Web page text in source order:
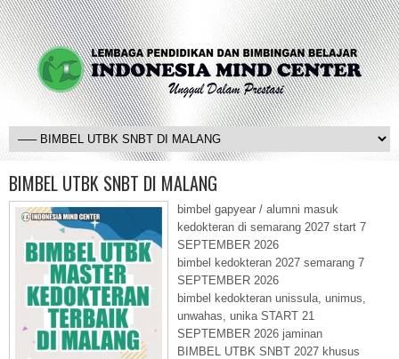
BIMBEL UTBK SNBT DI MALANG
bimbel gapyear / alumni masuk
kedokteran di semarang 2027 start 7
SEPTEMBER 2026
bimbel kedokteran 2027 semarang 7
SEPTEMBER 2026
bimbel kedokteran unissula, unimus,
unwahas, unika START 21
SEPTEMBER 2026 jaminan
BIMBEL UTBK SNBT 2027 khusus